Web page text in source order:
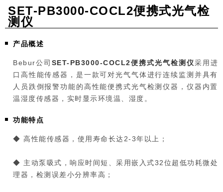
SET-PB3000-COCL2便携式光气检
测仪
产品概述
Bebur公司 SET-PB3000-COCL2便携式光气检测仪采用进
口高性能传感器，是一款可对光气气体进行连续监测并具有
人员跌倒报警功能的高性能便携式光气检测仪器，仪器内置
温湿度传感器，实时显示环境温、湿度。
功能特点
◆ 高性能传感器，使用寿命长达2-3年以上；
◆ 主动泵吸式，响应时间短、采用嵌入式32位超低功耗微处
理器，检测误差小分辨率高；